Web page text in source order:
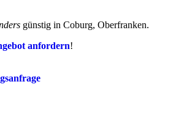
günstig in Coburg, Oberfranken.
anfordern!